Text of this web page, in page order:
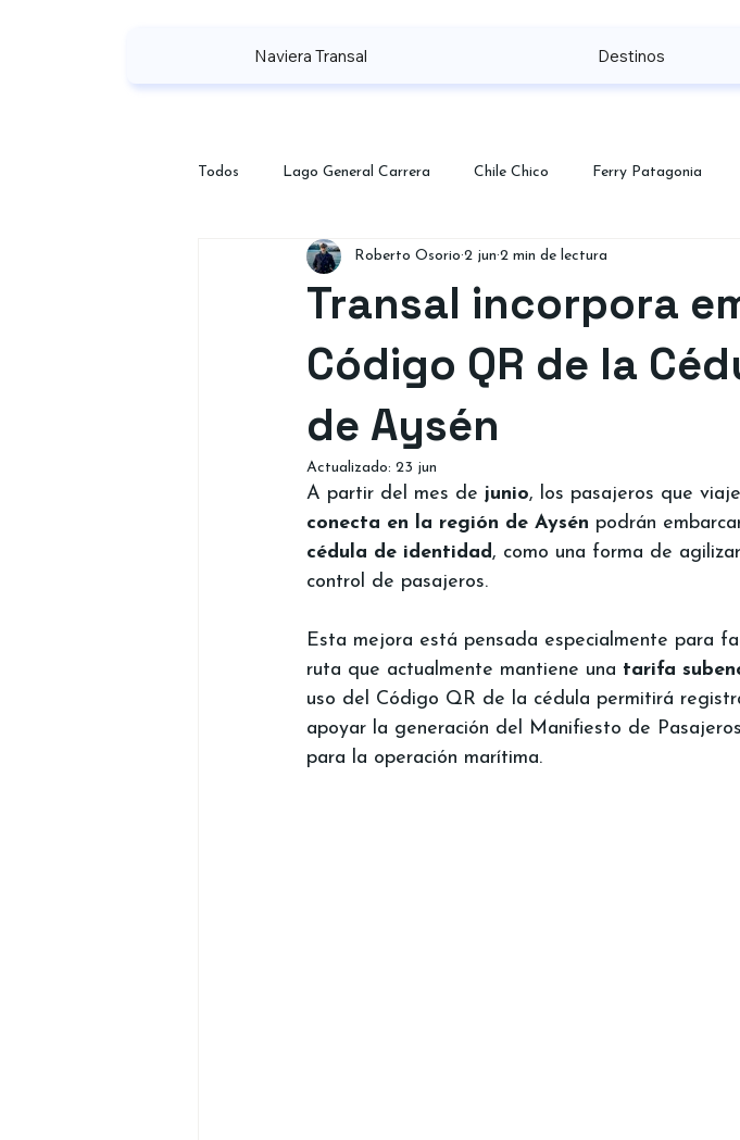
Naviera Transal Destinos
Todos Lago General Carrera Chile Chico Ferry Patagonia
Puerto Chacabuco
Transal incorpora
Código QR de la
de Aysén
Roberto Osorio 2 jun 2 min de lectura
Actualizado: 23 jun
A partir del mes de junio, los pasajeros que
conecta en la región de Aysén podrán
cédula de identidad, como una forma de
control de pasajeros.
Esta mejora está pensada especialmente para
ruta que actualmente mantiene una tarifa
uso del Código QR de la cédula permitirá
apoyar la generación del Manifiesto de
para la operación marítima.